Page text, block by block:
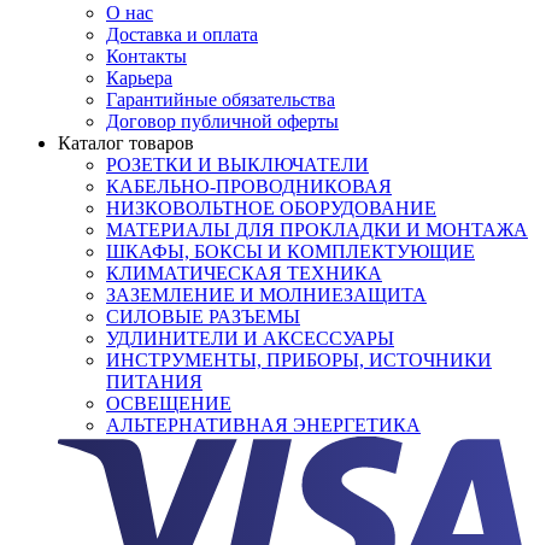
О нас
Доставка и оплата
Контакты
Карьера
Гарантийные обязательства
Договор публичной оферты
Каталог товаров
РОЗЕТКИ И ВЫКЛЮЧАТЕЛИ
КАБЕЛЬНО-ПРОВОДНИКОВАЯ
НИЗКОВОЛЬТНОЕ ОБОРУДОВАНИЕ
МАТЕРИАЛЫ ДЛЯ ПРОКЛАДКИ И МОНТАЖА
ШКАФЫ, БОКСЫ И КОМПЛЕКТУЮЩИЕ
КЛИМАТИЧЕСКАЯ ТЕХНИКА
ЗАЗЕМЛЕНИЕ И МОЛНИЕЗАЩИТА
СИЛОВЫЕ РАЗЪЕМЫ
УДЛИНИТЕЛИ И АКСЕССУАРЫ
ИНСТРУМЕНТЫ, ПРИБОРЫ, ИСТОЧНИКИ
ПИТАНИЯ
ОСВЕЩЕНИЕ
АЛЬТЕРНАТИВНАЯ ЭНЕРГЕТИКА